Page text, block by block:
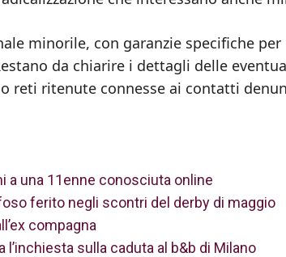
minorile, con garanzie specifiche per
da chiarire i dettagli delle
reti ritenute connesse ai contatti
a una 11enne conosciuta online
ferito negli scontri del derby di maggio
compagna
sulla caduta al b&b di Milano